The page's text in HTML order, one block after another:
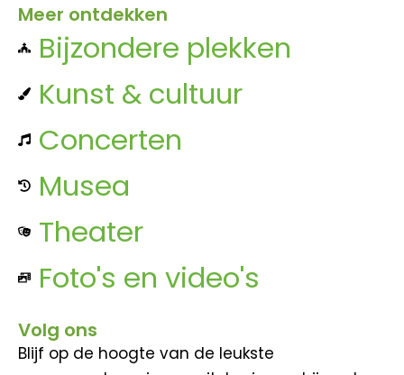
Meer ontdekken
Bijzondere plekken
Kunst & cultuur
Concerten
Musea
Theater
Foto's en video's
Volg ons
Blijf op de hoogte van de leukste